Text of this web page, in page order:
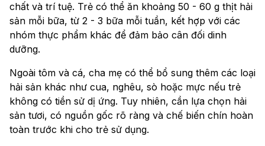
chất và trí tuệ. Trẻ có thể ăn khoảng 50 - 60 g thịt hải
sản mỗi bữa, từ 2 - 3 bữa mỗi tuần, kết hợp với các
nhóm thực phẩm khác để đảm bảo cân đối dinh
dưỡng.
Ngoài tôm và cá, cha mẹ có thể bổ sung thêm các loại
hải sản khác như cua, nghêu, sò hoặc mực nếu trẻ
không có tiền sử dị ứng. Tuy nhiên, cần lựa chọn hải
sản tươi, có nguồn gốc rõ ràng và chế biến chín hoàn
toàn trước khi cho trẻ sử dụng.